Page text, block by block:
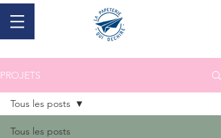
PROJETS
Tous les posts
Tous les posts